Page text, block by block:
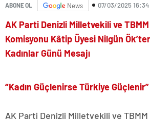
ABONE OL News 07/03/2025 16:34
AK Parti Denizli Milletvekili ve
Komisyonu Kâtip Üyesi Nilgün
Kadınlar Günü Mesajı
“Kadın Güçlenirse Türkiye Güçlenir”
AK Parti Denizli Milletvekili ve